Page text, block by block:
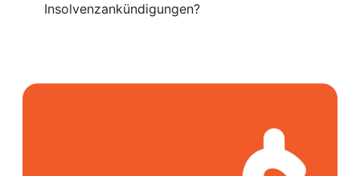
Insolvenzankündigungen?